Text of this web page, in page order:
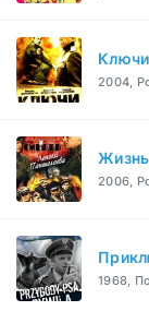
2004,
Жизнь
2006,
1968,